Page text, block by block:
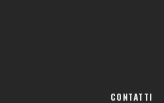
CONTATTI